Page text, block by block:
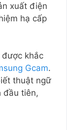
xuất điện
hạ cấp
khắc
Gcam.
thuật ngữ
đầu tiên,